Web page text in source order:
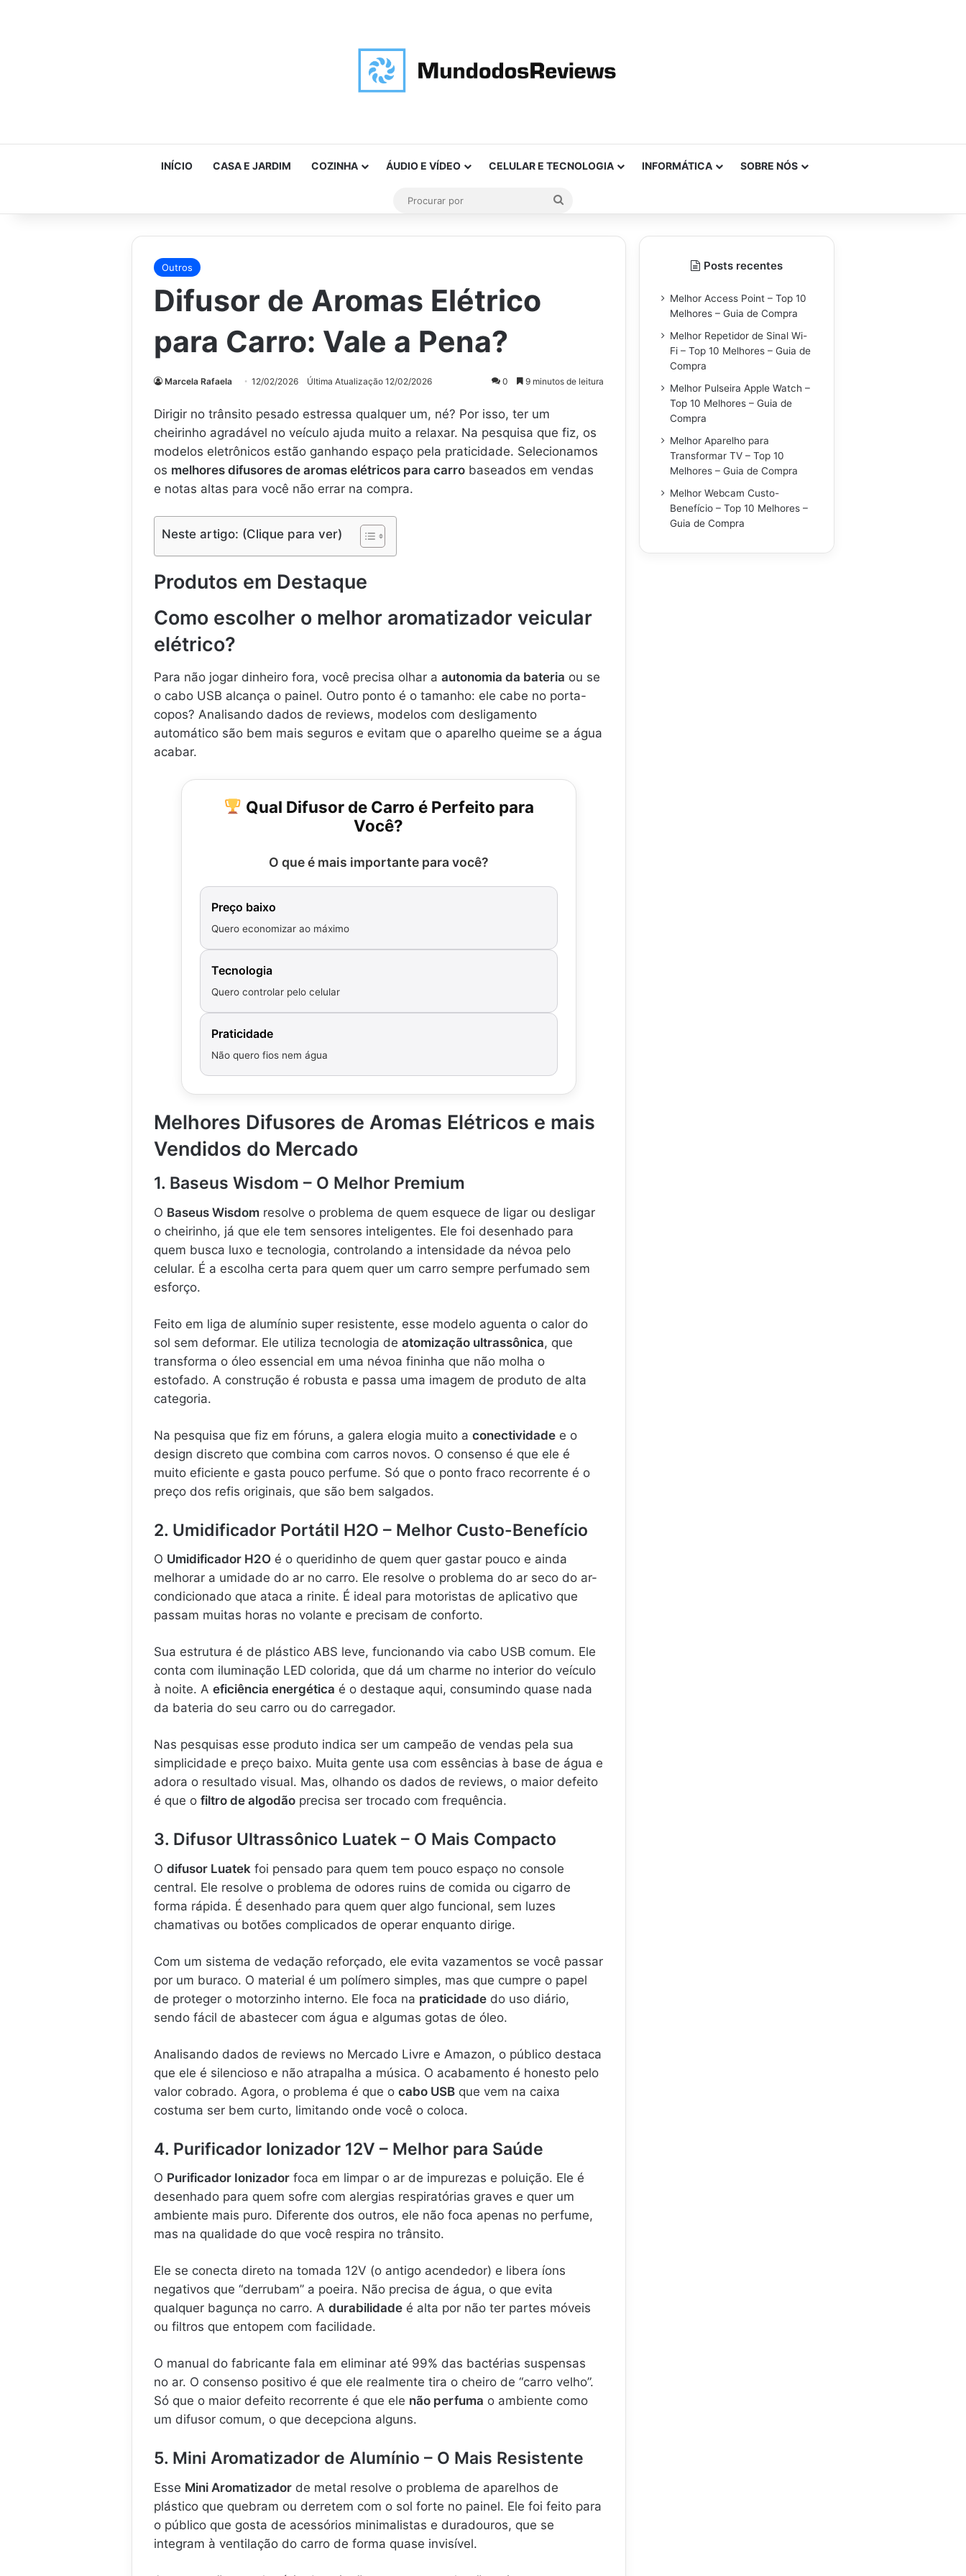
INÍCIO CASA E JARDIM COZINHA ÁUDIO E VÍDEO CELULAR E TECNOLOGIA INFORMÁTICA SOBRE NÓS
Outros
Difusor de Aromas Elétrico
para Carro: Vale a Pena?
Marcela Rafaela 12/02/2026 Última Atualização 12/02/2026 0 9 minutos de leitura
Dirigir no trânsito pesado estressa qualquer um, né? Por isso, ter um
cheirinho agradável no veículo ajuda muito a relaxar. Na pesquisa que fiz, os
modelos eletrônicos estão ganhando espaço pela praticidade. Selecionamos
os melhores difusores de aromas elétricos para carro baseados em vendas
e notas altas para você não errar na compra.
Neste artigo: (Clique para ver)
Produtos em Destaque
Como escolher o melhor aromatizador veicular
elétrico?
Para não jogar dinheiro fora, você precisa olhar a autonomia da bateria ou se
o cabo USB alcança o painel. Outro ponto é o tamanho: ele cabe no porta-
copos? Analisando dados de reviews, modelos com desligamento
automático são bem mais seguros e evitam que o aparelho queime se a água
acabar.
Qual Difusor de Carro é Perfeito para
Você?
O que é mais importante para você?
Preço baixo
Quero economizar ao máximo
Tecnologia
Quero controlar pelo celular
Praticidade
Não quero fios nem água
Melhores Difusores de Aromas Elétricos e mais
Vendidos do Mercado
1. Baseus Wisdom – O Melhor Premium
O Baseus Wisdom resolve o problema de quem esquece de ligar ou desligar
o cheirinho, já que ele tem sensores inteligentes. Ele foi desenhado para
quem busca luxo e tecnologia, controlando a intensidade da névoa pelo
celular. É a escolha certa para quem quer um carro sempre perfumado sem
esforço.
Feito em liga de alumínio super resistente, esse modelo aguenta o calor do
sol sem deformar. Ele utiliza tecnologia de atomização ultrassônica, que
transforma o óleo essencial em uma névoa fininha que não molha o
estofado. A construção é robusta e passa uma imagem de produto de alta
categoria.
Na pesquisa que fiz em fóruns, a galera elogia muito a conectividade e o
design discreto que combina com carros novos. O consenso é que ele é
muito eficiente e gasta pouco perfume. Só que o ponto fraco recorrente é o
preço dos refis originais, que são bem salgados.
2. Umidificador Portátil H2O – Melhor Custo-Benefício
O Umidificador H2O é o queridinho de quem quer gastar pouco e ainda
melhorar a umidade do ar no carro. Ele resolve o problema do ar seco do ar-
condicionado que ataca a rinite. É ideal para motoristas de aplicativo que
passam muitas horas no volante e precisam de conforto.
Sua estrutura é de plástico ABS leve, funcionando via cabo USB comum. Ele
conta com iluminação LED colorida, que dá um charme no interior do veículo
à noite. A eficiência energética é o destaque aqui, consumindo quase nada
da bateria do seu carro ou do carregador.
Nas pesquisas esse produto indica ser um campeão de vendas pela sua
simplicidade e preço baixo. Muita gente usa com essências à base de água e
adora o resultado visual. Mas, olhando os dados de reviews, o maior defeito
é que o filtro de algodão precisa ser trocado com frequência.
3. Difusor Ultrassônico Luatek – O Mais Compacto
O difusor Luatek foi pensado para quem tem pouco espaço no console
central. Ele resolve o problema de odores ruins de comida ou cigarro de
forma rápida. É desenhado para quem quer algo funcional, sem luzes
chamativas ou botões complicados de operar enquanto dirige.
Com um sistema de vedação reforçado, ele evita vazamentos se você passar
por um buraco. O material é um polímero simples, mas que cumpre o papel
de proteger o motorzinho interno. Ele foca na praticidade do uso diário,
sendo fácil de abastecer com água e algumas gotas de óleo.
Analisando dados de reviews no Mercado Livre e Amazon, o público destaca
que ele é silencioso e não atrapalha a música. O acabamento é honesto pelo
valor cobrado. Agora, o problema é que o cabo USB que vem na caixa
costuma ser bem curto, limitando onde você o coloca.
4. Purificador Ionizador 12V – Melhor para Saúde
O Purificador Ionizador foca em limpar o ar de impurezas e poluição. Ele é
desenhado para quem sofre com alergias respiratórias graves e quer um
ambiente mais puro. Diferente dos outros, ele não foca apenas no perfume,
mas na qualidade do que você respira no trânsito.
Ele se conecta direto na tomada 12V (o antigo acendedor) e libera íons
negativos que “derrubam” a poeira. Não precisa de água, o que evita
qualquer bagunça no carro. A durabilidade é alta por não ter partes móveis
ou filtros que entopem com facilidade.
O manual do fabricante fala em eliminar até 99% das bactérias suspensas
no ar. O consenso positivo é que ele realmente tira o cheiro de “carro velho”.
Só que o maior defeito recorrente é que ele não perfuma o ambiente como
um difusor comum, o que decepciona alguns.
5. Mini Aromatizador de Alumínio – O Mais Resistente
Esse Mini Aromatizador de metal resolve o problema de aparelhos de
plástico que quebram ou derretem com o sol forte no painel. Ele foi feito para
o público que gosta de acessórios minimalistas e duradouros, que se
integram à ventilação do carro de forma quase invisível.
Posts recentes
Melhor Access Point – Top 10
Melhores – Guia de Compra
Melhor Repetidor de Sinal Wi-
Fi – Top 10 Melhores – Guia de
Compra
Melhor Pulseira Apple Watch –
Top 10 Melhores – Guia de
Compra
Melhor Aparelho para
Transformar TV – Top 10
Melhores – Guia de Compra
Melhor Webcam Custo-
Benefício – Top 10 Melhores –
Guia de Compra